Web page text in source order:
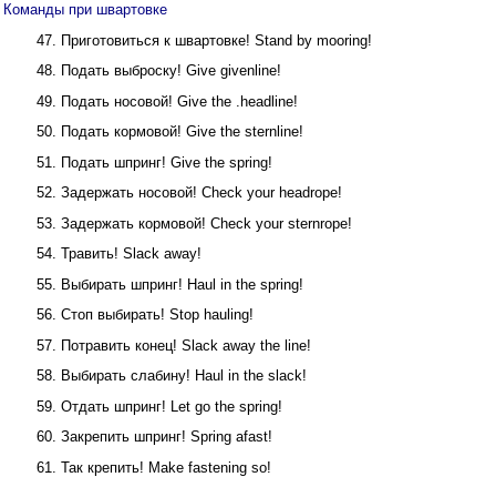
Команды при швартовке
47. Приготовиться к швартовке! Stand by mooring!
48. Подать выброску! Give givenline!
49. Подать носовой! Give the .headline!
50. Подать кормовой! Give the sternline!
51. Подать шпринг! Give the spring!
52. Задержать носовой! Check your headrope!
53. Задержать кормовой! Check your sternrope!
54. Травить! Slack away!
55. Выбирать шпринг! Haul in the spring!
56. Стоп выбирать! Stop hauling!
57. Потравить конец! Slack away the line!
58. Выбирать слабину! Haul in the slack!
59. Отдать шпринг! Let go the spring!
60. Закрепить шпринг! Spring afast!
61. Так крепить! Make fastening so!